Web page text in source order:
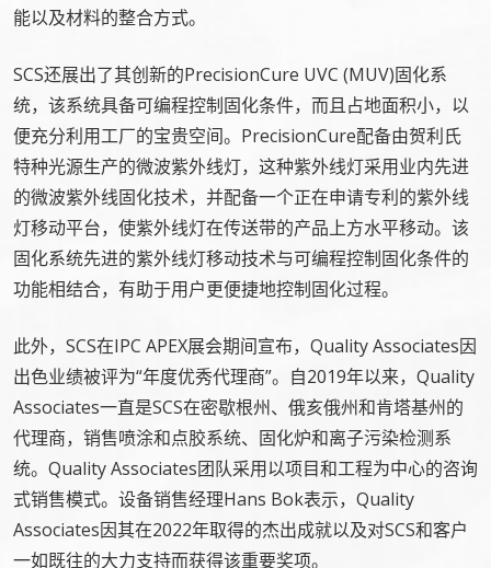
能以及材料的整合方式。
SCS还展出了其创新的PrecisionCure UVC (MUV)固化系
统，该系统具备可编程控制固化条件，而且占地面积小，以
便充分利用工厂的宝贵空间。PrecisionCure配备由贺利氏
特种光源生产的微波紫外线灯，这种紫外线灯采用业内先进
的微波紫外线固化技术，并配备一个正在申请专利的紫外线
灯移动平台，使紫外线灯在传送带的产品上方水平移动。该
固化系统先进的紫外线灯移动技术与可编程控制固化条件的
功能相结合，有助于用户更便捷地控制固化过程。
此外，SCS在IPC APEX展会期间宣布，Quality Associates因
出色业绩被评为“年度优秀代理商”。自2019年以来，Quality
Associates一直是SCS在密歇根州、俄亥俄州和肯塔基州的
代理商，销售喷涂和点胶系统、固化炉和离子污染检测系
统。Quality Associates团队采用以项目和工程为中心的咨询
式销售模式。设备销售经理Hans Bok表示，Quality
Associates因其在2022年取得的杰出成就以及对SCS和客户
一如既往的大力支持而获得该重要奖项。